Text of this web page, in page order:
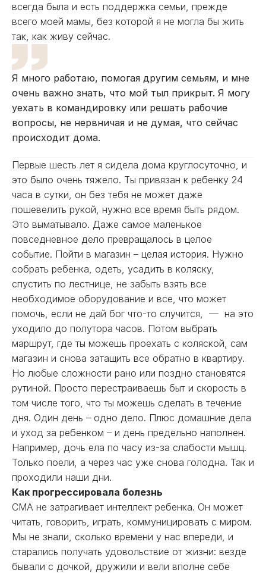
всегда была и есть поддержка семьи, прежде
всего моей мамы, без которой я не могла бы жить
так, как живу сейчас.
Я много работаю, помогая другим семьям, и мне
очень важно знать, что мой тыл прикрыт. Я могу
уехать в командировку или решать рабочие
вопросы, не нервничая и не думая, что сейчас
происходит дома.
Первые шесть лет я сидела дома круглосуточно, и
это было очень тяжело. Ты привязан к ребенку 24
часа в сутки, он без тебя не может даже
пошевелить рукой, нужно все время быть рядом.
Это выматывало. Даже самое маленькое
повседневное дело превращалось в целое
событие. Пойти в магазин – целая история. Нужно
собрать ребенка, одеть, усадить в коляску,
спустить по лестнице, не забыть взять все
необходимое оборудование и все, что может
помочь, если не дай бог что-то случится, — на это
уходило до полутора часов. Потом выбрать
маршрут, где ты можешь проехать с коляской, сам
магазин и снова затащить все обратно в квартиру.
Но любые сложности рано или поздно становятся
рутиной. Просто перестраиваешь быт и скорость в
том числе того, что ты можешь сделать в течение
дня. Один день – одно дело. Плюс домашние дела
и уход за ребенком – и день предельно наполнен.
Например, дочь ела по часу из-за слабости мышц.
Только поели, а через час уже снова голодна. Так и
проходили наши дни.
Как прогрессировала болезнь
СМА не затрагивает интеллект ребенка. Он может
читать, говорить, играть, коммуницировать с миром.
Мы не знали, сколько времени у нас впереди, и
старались получать удовольствие от жизни: везде
бывали с дочкой, дружили и вели вполне себе